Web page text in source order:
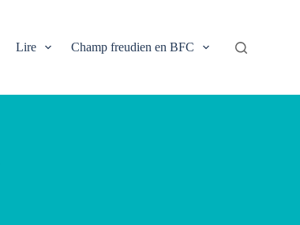
Lire Champ freudien en BFC